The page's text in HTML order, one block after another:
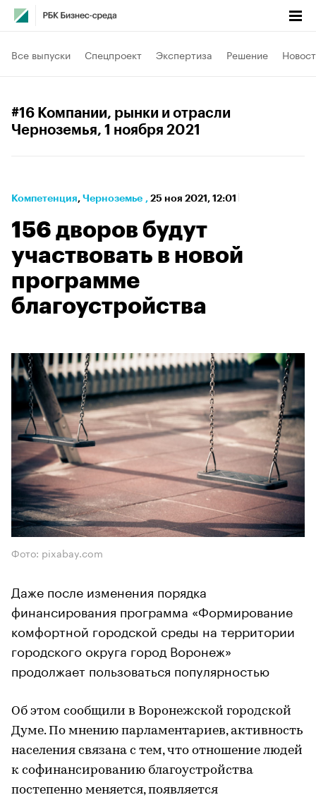
Все выпуски Спецпроект Экспертиза Решение
#16 Компании, рынки и отрасли
Черноземья, 1 ноября 2021
Компетенция⁠, Черноземье , 25 ноя 2021, 12:01
156 дворов будут
участвовать в новой
программе
благоустройства
Фото: pixabay.com
Даже после изменения порядка
финансирования программа «Формирование
комфортной городской среды на территории
городского округа город Воронеж»
продолжает пользоваться популярностью
Об этом сообщили в Воронежской городской
Думе. По мнению парламентариев, активность
населения связана с тем, что отношение людей
к софинансированию благоустройства
постепенно меняется, появляется